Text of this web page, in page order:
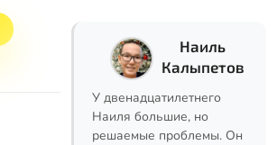
Наиль
Калыпетов
У двенадцатилетнего
Наиля большие, но
решаемые проблемы. Он